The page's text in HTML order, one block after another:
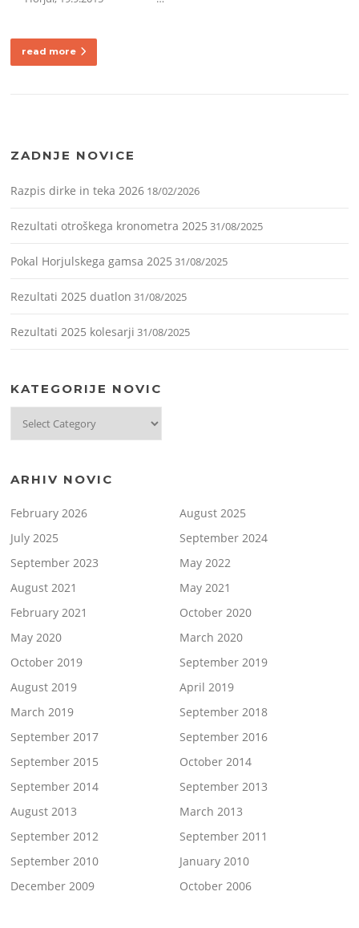
read more
ZADNJE NOVICE
Razpis dirke in teka 2026 18/02/2026
Rezultati otroškega kronometra 2025 31/08/2025
Pokal Horjulskega gamsa 2025 31/08/2025
Rezultati 2025 duatlon 31/08/2025
Rezultati 2025 kolesarji 31/08/2025
KATEGORIJE NOVIC
novic
ARHIV NOVIC
February 2026
August 2025
July 2025
September 2024
September 2023
May 2022
August 2021
May 2021
February 2021
October 2020
May 2020
March 2020
October 2019
September 2019
August 2019
April 2019
March 2019
September 2018
September 2017
September 2016
September 2015
October 2014
September 2014
September 2013
August 2013
March 2013
September 2012
September 2011
September 2010
January 2010
December 2009
October 2006